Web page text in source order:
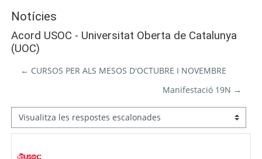
Notícies
Acord USOC - Universitat Oberta de Catalunya
(UOC)
← CURSOS PER ALS MESOS D'OCTUBRE I NOVEMBRE
Manifestació 19N →
Mode de visualització